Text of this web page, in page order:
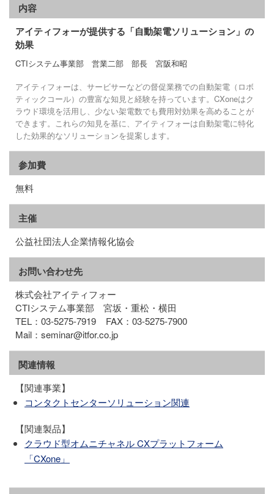
内容
アイティフォーが提供する「自動架電ソリューション」の
効果
CTIシステム事業部 営業二部 部長 宮阪和昭
アイティフォーは、サービサーなどの督促業務での自動架電（ロボ
ティックコール）の豊富な知見と経験を持っています。CXoneはク
ラウド環境を活用し、少ない架電数でも費用対効果を高めることが
できます。これらの知見を基に、アイティフォーは自動架電に特化
した効果的なソリューションを提案します。
参加費
無料
主催
公益社団法人企業情報化協会
お問い合わせ先
株式会社アイティフォー
CTIシステム事業部 宮坂・重松・横田
TEL：03-5275-7919 FAX：03-5275-7900
Mail：seminar@itfor.co.jp
関連情報
【関連事業】
コンタクトセンターソリューション関連
【関連製品】
クラウド型オムニチャネル CXプラットフォーム
「CXone」